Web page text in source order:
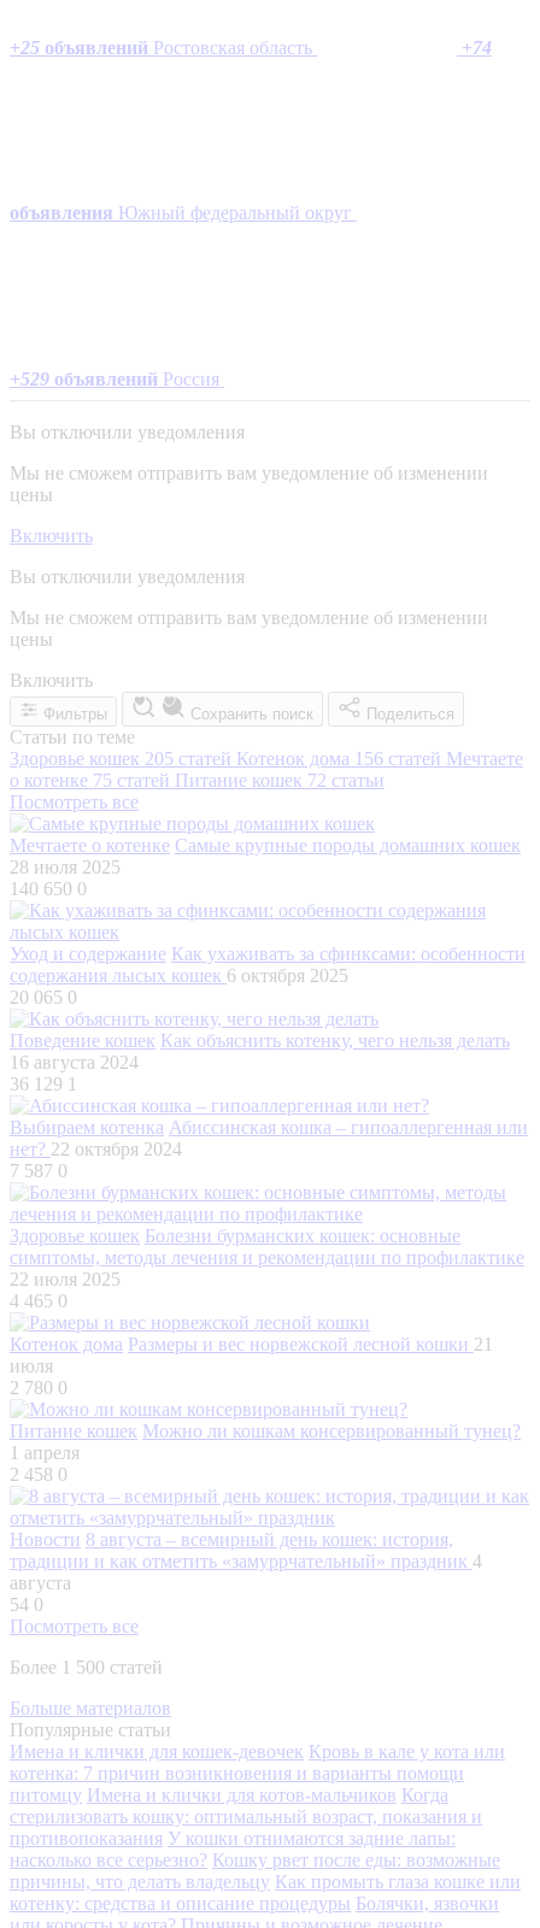
+25 объявлений Ростовская область +74
объявления Южный федеральный округ
+529 объявлений Россия
Вы отключили уведомления
Мы не сможем отправить вам уведомление об изменении
цены
Включить
Вы отключили уведомления
Мы не сможем отправить вам уведомление об изменении
цены
Включить
Фильтры Сохранить поиск Поделиться
Статьи по теме
Здоровье кошек 205 статей Котенок дома 156 статей Мечтаете
о котенке 75 статей Питание кошек 72 статьи
Посмотреть все
Мечтаете о котенке Самые крупные породы домашних кошек
28 июля 2025
140 650 0
Уход и содержание Как ухаживать за сфинксами: особенности
содержания лысых кошек 6 октября 2025
20 065 0
Поведение кошек Как объяснить котенку, чего нельзя делать
16 августа 2024
36 129 1
Выбираем котенка Абиссинская кошка – гипоаллергенная или
нет? 22 октября 2024
7 587 0
Здоровье кошек Болезни бурманских кошек: основные
симптомы, методы лечения и рекомендации по профилактике
22 июля 2025
4 465 0
Котенок дома Размеры и вес норвежской лесной кошки 21
июля
2 780 0
Питание кошек Можно ли кошкам консервированный тунец?
1 апреля
2 458 0
Новости 8 августа – всемирный день кошек: история,
традиции и как отметить «замуррчательный» праздник 4
августа
54 0
Посмотреть все
Более 1 500 статей
Больше материалов
Популярные статьи
Имена и клички для кошек-девочек Кровь в кале у кота или
котенка: 7 причин возникновения и варианты помощи
питомцу Имена и клички для котов-мальчиков Когда
стерилизовать кошку: оптимальный возраст, показания и
противопоказания У кошки отнимаются задние лапы:
насколько все серьезно? Кошку рвет после еды: возможные
причины, что делать владельцу Как промыть глаза кошке или
котенку: средства и описание процедуры Болячки, язвочки